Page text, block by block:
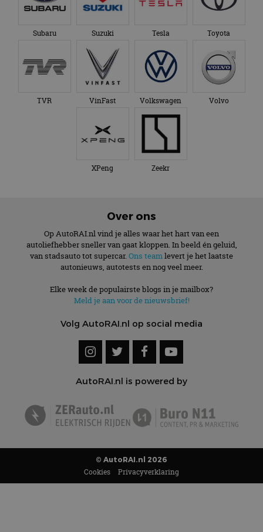
Subaru Suzuki Tesla Toyota
TVR VinFast Volkswagen Volvo
XPeng Zeekr
Over ons
Op AutoRAI.nl vind je alles waar het hart van een
autoliefhebber sneller van gaat kloppen. In beeld én geluid,
van stadsauto tot supercar. Ons teamlevert je het laatste
autonieuws, autotests en nog veel meer.
Elke week de populairste blogs in je mailbox?
Meld je aan voor de nieuwsbrief!
Volg AutoRAI.nl op social media
AutoRAI.nl is powered by
© AutoRAI.nl 2026
Cookies Privacyverklaring